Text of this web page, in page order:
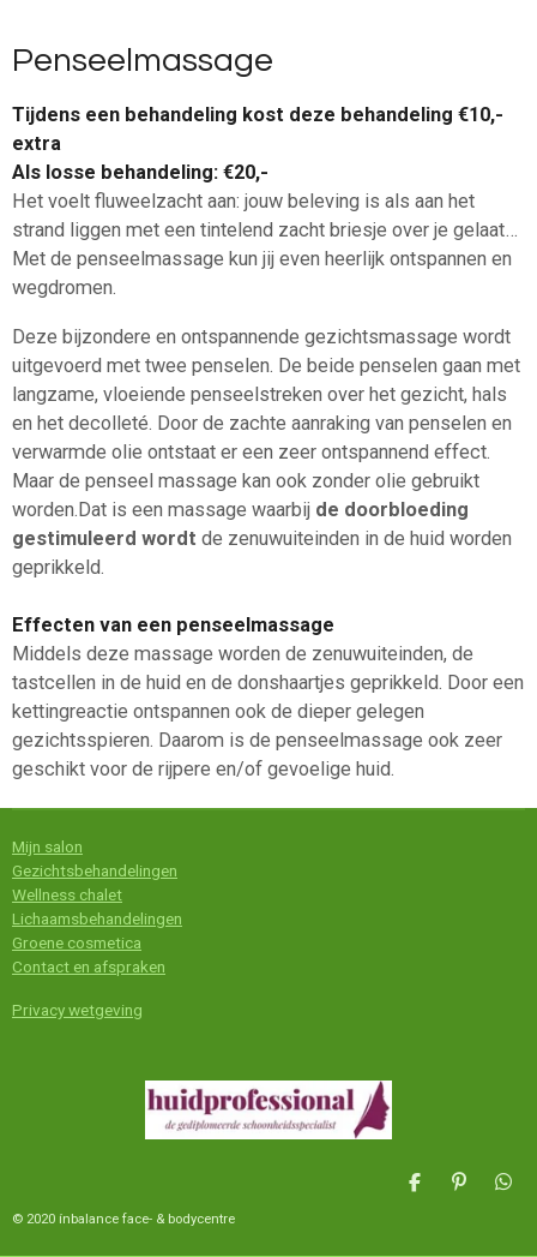
Penseelmassage
Tijdens een behandeling kost deze behandeling €10,-
extra
Als losse behandeling: €20,-
Het voelt fluweelzacht aan: jouw beleving is als aan het
strand liggen met een tintelend zacht briesje over je gelaat…
Met de penseelmassage kun jij even heerlijk ontspannen en
wegdromen.
Deze bijzondere en ontspannende gezichtsmassage wordt
uitgevoerd met twee penselen. De beide penselen gaan met
langzame, vloeiende penseelstreken over het gezicht, hals
en het decolleté. Door de zachte aanraking van penselen en
verwarmde olie ontstaat er een zeer ontspannend effect.
Maar de penseel massage kan ook zonder olie gebruikt
worden.Dat is een massage waarbij de doorbloeding
gestimuleerd wordt de zenuwuiteinden in de huid worden
geprikkeld.
Effecten van een penseelmassage
Middels deze massage worden de zenuwuiteinden, de
tastcellen in de huid en de donshaartjes geprikkeld. Door een
kettingreactie ontspannen ook de dieper gelegen
gezichtsspieren. Daarom is de penseelmassage ook zeer
geschikt voor de rijpere en/of gevoelige huid.
Mijn salon
Gezichtsbehandelingen
Wellness chalet
Lichaamsbehandelingen
Groene cosmetica
Contact en afspraken
Privacy wetgeving
D
P
D
© 2020 ínbalance face- & bodycentre